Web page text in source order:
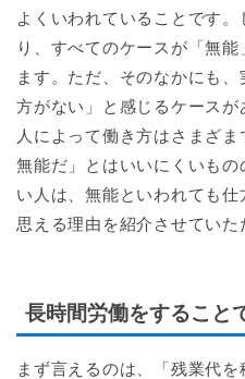
よくいわれていることです
り、すべてのケースが「無
ます。ただ、そのなかにも
方がない」と感じるケース
人によって働き方はさまざ
無能だ」とはいいにくいも
い人は、無能といわれても
思える理由を紹介させていた
長時間労働をすること
まず言えるのは、「残業代